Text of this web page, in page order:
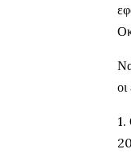
1.